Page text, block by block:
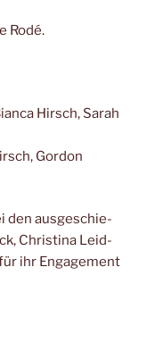
Rodé.
Hirsch, Sarah
Gor­don
den aus­ge­schie­
Chris­ti­na Leid­
ihr Enga­ge­ment